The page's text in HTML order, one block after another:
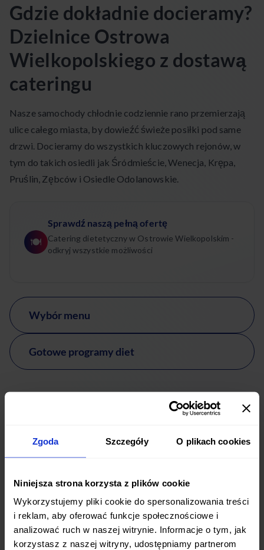
Zgoda Szczegóły O plikach cookies
Niniejsza strona korzysta z plików cookie
Wykorzystujemy pliki cookie do spersonalizowania treści
i reklam, aby oferować funkcje społecznościowe i
analizować ruch w naszej witrynie. Informacje o tym, jak
korzystasz z naszej witryny, udostępniamy partnerom
Gdzie dokładnie docieramy?
Dzielnice Ostrowa
Wielkopolskiego z dostawą
cateringu
Nasze samochody chłodnie codziennie rano przemierzają
ulice całego miasta, by dowieźć świeże posiłki pod same
drzwi. Docieramy do wszystkich kluczowych rejonów, w
tym do takich osiedli jak Śródmieście, Wenecja, Krępa,
Pruślin, Zębców i Osiedle Odolanowskie.
🍽️
Sprawdź naszą pełną ofertę
Catering dietetyczny w Ostrowie Wielkopolskim -
odkryj wszystkie możliwości
Wybór menu
Gotowe programy diet
Co mówią nasi Klienci w
Ostrowie Wielkopolskim